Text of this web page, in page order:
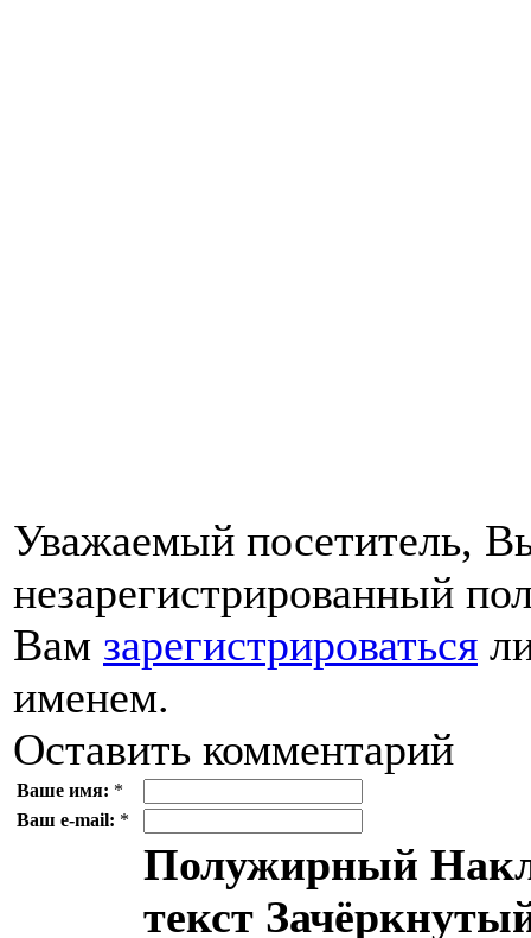
Уважаемый посетитель,
незарегистрированный
Вам зарегистрироваться
именем.
Оставить комментарий
Ваше имя: *
Ваш e-mail: *
Полужирный
текст